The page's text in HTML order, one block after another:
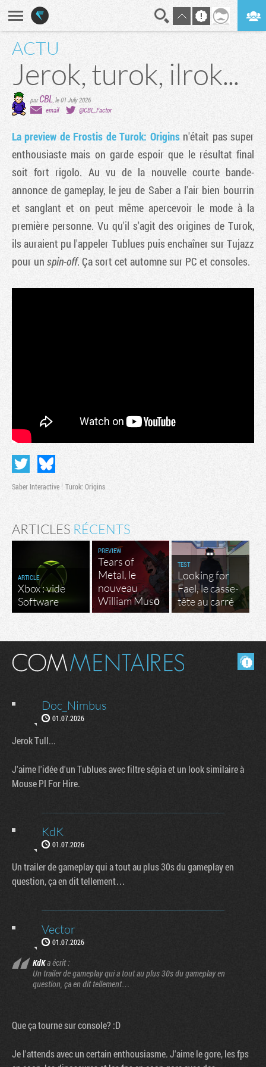
ACTU
Jerok, turok, ilrok...
parCBL le 01 July 2026
email
@CBL_Factor
La preview de Frostis de Turok: Originsn'était pas super
enthousiaste mais on garde espoir que le résultat final
soit fort rigolo. Au vu de la nouvelle courte bande-
annonce de gameplay, le jeu de Saber a l'air bien bourrin
et sanglant et on peut même apercevoir le mode à la
première personne. Vu qu'il s'agit des origines de Turok,
ils auraient pu l'appeler Tublues puis enchaîner sur Tujazz
pour un spin-off. Ça sort cet automne sur PC et consoles.
Saber Interactive Turok: Origins
ARTICLES RÉCENTS
ARTICLE
Xbox : vide
Software
PREVIEW
Tears of
Metal, le
nouveau
William Musō
TEST
Looking for
Fael, le casse-
tête au carré
Masquer les commentaires lus.
Doc_Nimbus
01.07.2026
Jerok Tull...
J'aime l'idée d'un Tublues avec filtre sépia et un look similaire à
Mouse PI For Hire.
KdK
01.07.2026
Un trailer de gameplay qui a tout au plus 30s du gameplay en
question, ça en dit tellement…
Vector
01.07.2026
KdKa écrit :
Un trailer de gameplay qui a tout au plus 30s du gameplay en
question, ça en dit tellement…
Que ça tourne sur console? :D
Je l'attends avec un certain enthousiasme. J'aime le gore, les fps
Tribune